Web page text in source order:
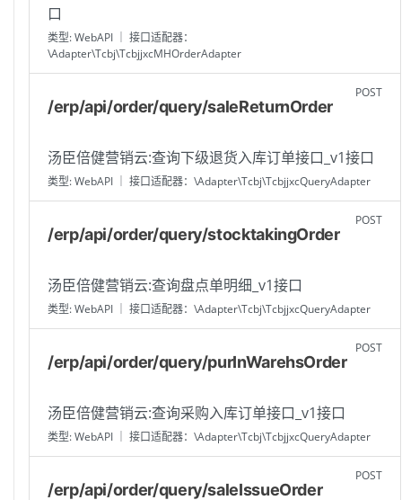
口
类型: WebAPI ｜ 接口适配器：
\Adapter\Tcbj\TcbjjxcMHOrderAdapter
/erp/api/order/query/saleReturnOrder
POST
汤臣倍健营销云:查询下级退货入库订单接口_v1接口
类型: WebAPI ｜ 接口适配器：\Adapter\Tcbj\TcbjjxcQueryAdapter
/erp/api/order/query/stocktakingOrder
POST
汤臣倍健营销云:查询盘点单明细_v1接口
类型: WebAPI ｜ 接口适配器：\Adapter\Tcbj\TcbjjxcQueryAdapter
/erp/api/order/query/purInWarehsOrder
POST
汤臣倍健营销云:查询采购入库订单接口_v1接口
类型: WebAPI ｜ 接口适配器：\Adapter\Tcbj\TcbjjxcQueryAdapter
/erp/api/order/query/saleIssueOrder
POST